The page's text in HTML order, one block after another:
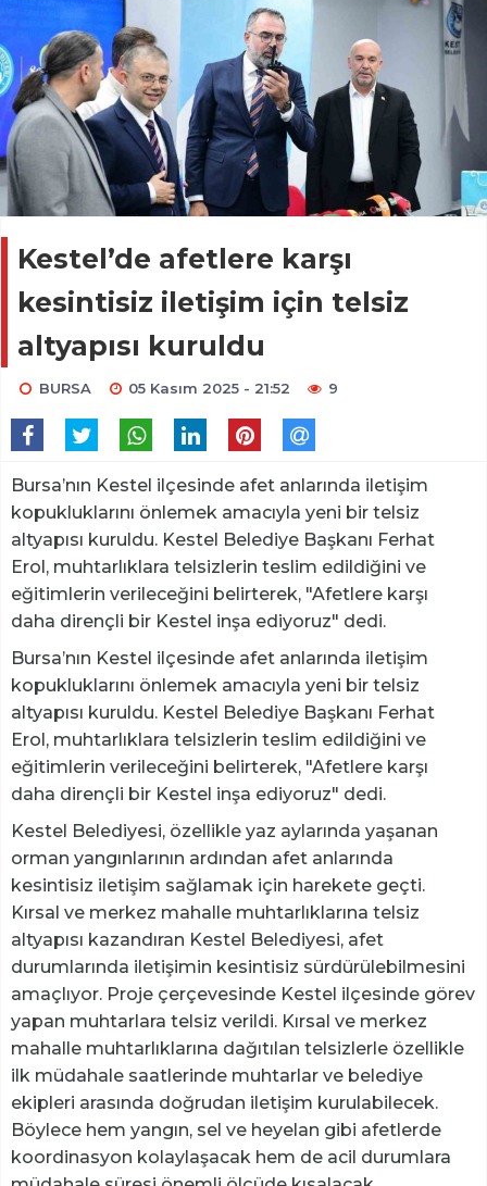
Kestel’de afetlere karşı
kesintisiz iletişim için telsiz
altyapısı kuruldu
BURSA 05 Kasım 2025 - 21:52 9
Bursa’nın Kestel ilçesinde afet anlarında iletişim
kopukluklarını önlemek amacıyla yeni bir telsiz
altyapısı kuruldu. Kestel Belediye Başkanı Ferhat
Erol, muhtarlıklara telsizlerin teslim edildiğini ve
eğitimlerin verileceğini belirterek, "Afetlere karşı
daha dirençli bir Kestel inşa ediyoruz" dedi.
Bursa’nın Kestel ilçesinde afet anlarında iletişim
kopukluklarını önlemek amacıyla yeni bir telsiz
altyapısı kuruldu. Kestel Belediye Başkanı Ferhat
Erol, muhtarlıklara telsizlerin teslim edildiğini ve
eğitimlerin verileceğini belirterek, "Afetlere karşı
daha dirençli bir Kestel inşa ediyoruz" dedi.
Kestel Belediyesi, özellikle yaz aylarında yaşanan
orman yangınlarının ardından afet anlarında
kesintisiz iletişim sağlamak için harekete geçti.
Kırsal ve merkez mahalle muhtarlıklarına telsiz
altyapısı kazandıran Kestel Belediyesi, afet
durumlarında iletişimin kesintisiz sürdürülebilmesini
amaçlıyor. Proje çerçevesinde Kestel ilçesinde görev
yapan muhtarlara telsiz verildi. Kırsal ve merkez
mahalle muhtarlıklarına dağıtılan telsizlerle özellikle
ilk müdahale saatlerinde muhtarlar ve belediye
ekipleri arasında doğrudan iletişim kurulabilecek.
Böylece hem yangın, sel ve heyelan gibi afetlerde
koordinasyon kolaylaşacak hem de acil durumlara